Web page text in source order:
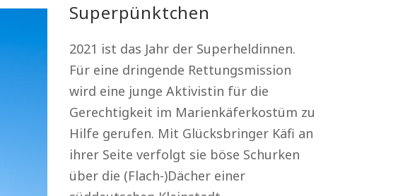
Superpünktchen
2021 ist das Jahr der Superheldinnen.
Für eine dringende Rettungsmission
wird eine junge Aktivistin für die
Gerechtigkeit im Marienkäferkostüm zu
Hilfe gerufen. Mit Glücksbringer Käfi an
ihrer Seite verfolgt sie böse Schurken
über die (Flach-)Dächer einer